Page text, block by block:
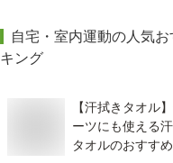
自宅・室内運動の人気お
キング
【汗拭きタオル
ーツにも使える
タオルのおすす